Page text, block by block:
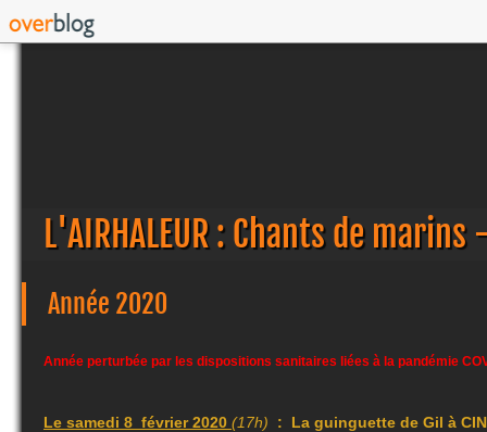
L'AIRHALEUR : Chants de
Année 2020
​Année perturbée par les dispositions sanitaires liées à la pandémie
Le samedi 8 février 2020 (17h)
: La guinguette de Gil à